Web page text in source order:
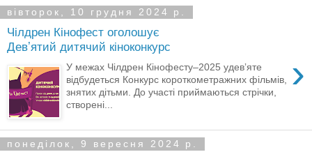
вівторок, 10 грудня 2024 р.
Чілдрен Кінофест оголошує
Девʼятий дитячий кіноконкурс
›
У межах Чілдрен Кінофесту–2025 удевʼяте
відбудеться Конкурс короткометражних фільмів,
знятих дітьми. До участі приймаються стрічки,
створені...
понеділок, 9 вересня 2024 р.